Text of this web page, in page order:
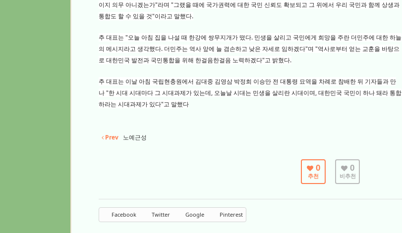
이지 의무 아니겠는가"라며 "그랬을 때에 국가권력에 대한 국민 신뢰도 확보되고 그 위에서 우리 국민과 함께 상생과
통합도 할 수 있을 것"이라고 말했다.
추 대표는 "오늘 아침 집을 나설 때 한강에 쌍무지개가 떴다. 민생을 살리고 국민에게 희망을 주란 더민주에 대한 하늘
의 메시지라고 생각했다. 더민주는 역사 앞에 늘 겸손하고 낮은 자세로 임하겠다"며 "역사로부터 얻는 교훈을 바탕으
로 대한민국 발전과 국민통합을 위해 한걸음한걸음 노력하겠다"고 밝혔다.
추 대표는 이날 아침 국립현충원에서 김대중 김영삼 박정희 이승만 전 대통령 묘역을 차례로 참배한 뒤 기자들과 만
나 "한 시대 시대마다 그 시대과제가 있는데, 오늘날 시대는 민생을 살리란 시대이며, 대한민국 국민이 하나 돼라 통합
하라는 시대과제가 있다"고 말했다
Prev 노예근성
0
추천
0
비추천
Facebook Twitter Google Pinterest